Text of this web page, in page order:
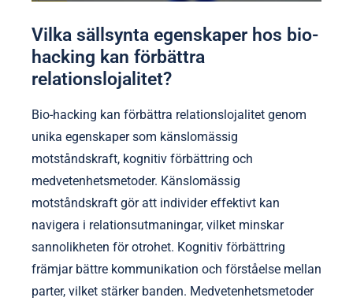
Vilka sällsynta egenskaper hos bio-
hacking kan förbättra
relationslojalitet?
Bio-hacking kan förbättra relationslojalitet genom
unika egenskaper som känslomässig
motståndskraft, kognitiv förbättring och
medvetenhetsmetoder. Känslomässig
motståndskraft gör att individer effektivt kan
navigera i relationsutmaningar, vilket minskar
sannolikheten för otrohet. Kognitiv förbättring
främjar bättre kommunikation och förståelse mellan
parter, vilket stärker banden. Medvetenhetsmetoder